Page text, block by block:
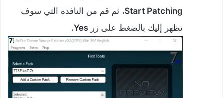
Start Patching، ثم قم من النافذة التي سوف
تظهر إليك بالضغط على زر Yes.